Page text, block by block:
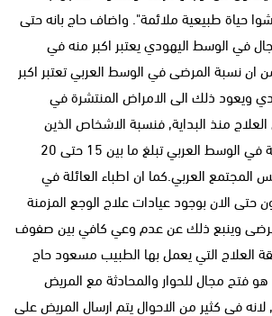
حياة طبيعية ملائمة". واضاف حاج بانه حتى
في الوسط اليهودي يعتبر اكبر منه في
ان نسبة المرضى في الوسط العربي تعتبر اكبر
ويعود ذلك الى الامراض المنتشرة في
منذ البداية, فنسبة الاشخاص الذين
يعانون من اوجاع مزمنة في الوسط العربي تبلغ ما بين 15 حتى 20
المجتمع العربي.كما ان اطباء العائلة في
حتى الان بوجود عيادات علاج الوجع المزمنة
وينبع ذلك عن عدم وعي كافي بين صفوف
العلاج التي يعمل بها الطبيب مسعود حاج
فتح مجال للحوار والمحادثة مع المريض
في كثير من الاحوال يتم ارسال المريض على